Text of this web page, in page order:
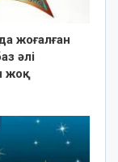
жоғалған
әлі
жоқ